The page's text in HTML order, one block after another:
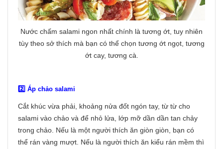
Nước chấm salami ngon nhất chính là tương ớt, tuy nhiên
tùy theo sở thích mà bạn có thể chọn tương ớt ngọt, tương
ớt cay, tương cà.
2️⃣ Áp chảo salami
Cắt khúc vừa phải, khoảng nửa đốt ngón tay, từ từ cho
salami vào chảo và để nhỏ lửa, lớp mỡ dần dần tan chảy
trong chảo. Nếu là một người thích ăn giòn giòn, bạn có
thể rán vàng mượt. Nếu là người thích ăn kiểu rán mềm thì